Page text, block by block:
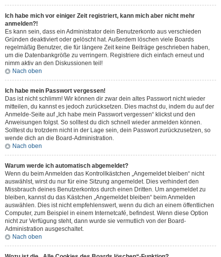
Ich habe mich vor einiger Zeit registriert, kann mich aber nicht mehr
anmelden?!
Es kann sein, dass ein Administrator dein Benutzerkonto aus verschieden
Gründen deaktiviert oder gelöscht hat. Außerdem löschen viele Boards
regelmäßig Benutzer, die für längere Zeit keine Beiträge geschrieben haben,
um die Datenbankgröße zu verringern. Registriere dich einfach erneut und
nimm aktiv an den Diskussionen teil!
Nach oben
Ich habe mein Passwort vergessen!
Das ist nicht schlimm! Wir können dir zwar dein altes Passwort nicht wieder
mitteilen, du kannst es jedoch zurücksetzen. Dies machst du, indem du auf der
Anmelde-Seite auf „Ich habe mein Passwort vergessen“ klickst und den
Anweisungen folgst. So solltest du dich schnell wieder anmelden können.
Solltest du trotzdem nicht in der Lage sein, dein Passwort zurückzusetzen, so
wende dich an die Board-Administration.
Nach oben
Warum werde ich automatisch abgemeldet?
Wenn du beim Anmelden das Kontrollkästchen „Angemeldet bleiben“ nicht
auswählst, wirst du nur für eine Sitzung angemeldet. Dies verhindert den
Missbrauch deines Benutzerkontos durch einen Dritten. Um angemeldet zu
bleiben, kannst du das Kästchen „Angemeldet bleiben“ beim Anmelden
auswählen. Dies ist nicht empfehlenswert, wenn du dich an einem öffentlichen
Computer, zum Beispiel in einem Internetcafé, befindest. Wenn diese Option
nicht zur Verfügung steht, dann wurde sie vermutlich von der Board-
Administration ausgeschaltet.
Nach oben